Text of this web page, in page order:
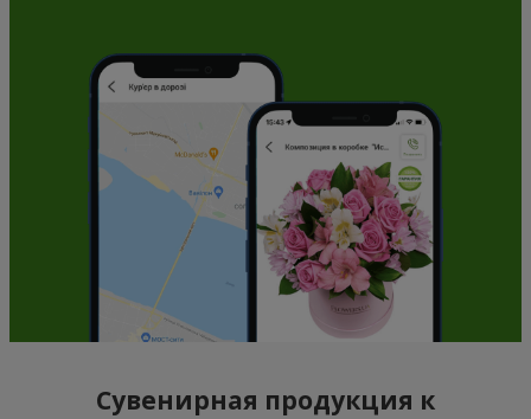
Сувенирная продукция к